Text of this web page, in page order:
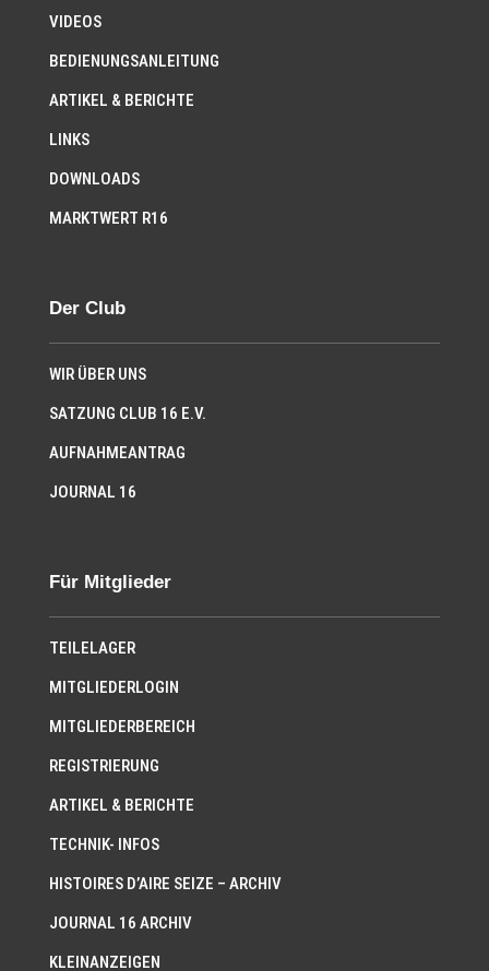
VIDEOS
BEDIENUNGSANLEITUNG
ARTIKEL & BERICHTE
LINKS
DOWNLOADS
MARKTWERT R16
Der Club
WIR ÜBER UNS
SATZUNG CLUB 16 E.V.
AUFNAHMEANTRAG
JOURNAL 16
Für Mitglieder
TEILELAGER
MITGLIEDERLOGIN
MITGLIEDERBEREICH
REGISTRIERUNG
ARTIKEL & BERICHTE
TECHNIK- INFOS
HISTOIRES D’AIRE SEIZE – ARCHIV
JOURNAL 16 ARCHIV
KLEINANZEIGEN